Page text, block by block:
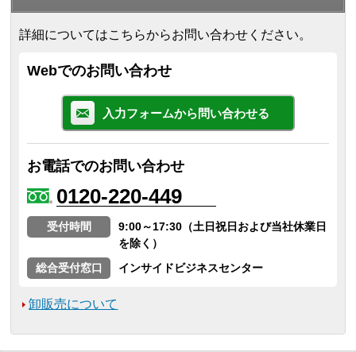
詳細についてはこちらからお問い合わせください。
Webでのお問い合わせ
入力フォームから問い合わせる
お電話でのお問い合わせ
0120-220-449
受付時間
9:00～17:30（土日祝日および当社休業日
を除く）
総合受付窓口
インサイドビジネスセンター
卸販売について